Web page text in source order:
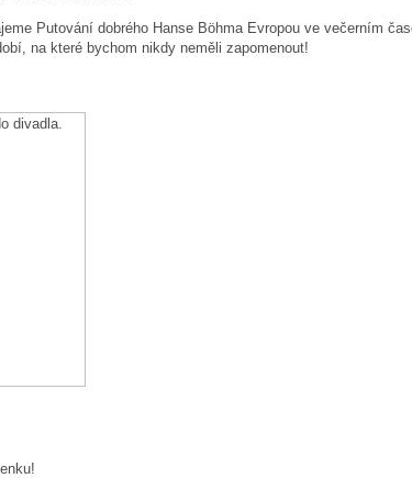
Putování dobrého Hanse Böhma Evropou ve večerním
na které bychom nikdy neměli zapomenout!